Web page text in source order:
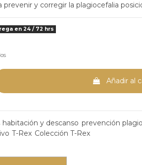
prevenir y corregir la plagiocefalia
en 24 / 72 hrs
Añadir al
habitación y descanso prevención
T-Rex Colección T-Rex